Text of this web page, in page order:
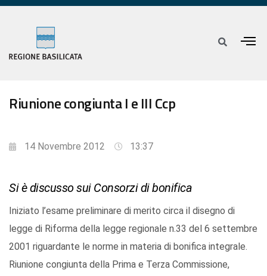
Riunione congiunta I e III Ccp
14 Novembre 2012 13:37
Si è discusso sui Consorzi di bonifica
Iniziato l’esame preliminare di merito circa il disegno di
legge di Riforma della legge regionale n.33 del 6 settembre
2001 riguardante le norme in materia di bonifica integrale.
Riunione congiunta della Prima e Terza Commissione,